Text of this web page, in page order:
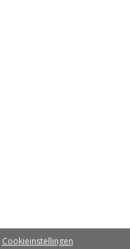
Cookieinstellingen